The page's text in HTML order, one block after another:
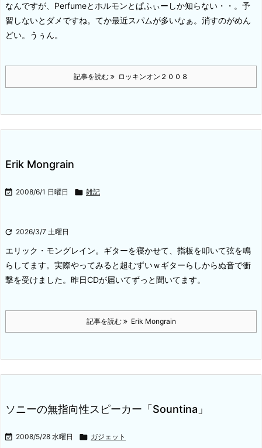
なんですが、Perfumeとホルモンとぱふぃーしか知らない・・。 予
習しないとダメですね。 てか最近スパムが多いなぁ。消すのがめん
どい。うぅん。
記事を読む ロッキンオン２００８
Erik Mongrain
 2008/6/1 日曜日  雑記
 2026/3/7 土曜日
エリック・モングレイン。ギターを寝かせて、指板を叩いて弦を鳴
らしてます。実際やってみると超むずいｗギターらしからぬ音で衝
撃を受けました。昨日CDが届いてずっと聞いてます。
記事を読む Erik Mongrain
ソニーの無指向性スピーカー「Sountina」
 2008/5/28 水曜日  ガジェット